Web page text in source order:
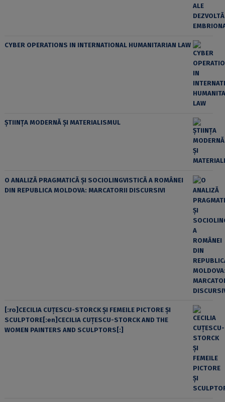
CYBER OPERATIONS IN INTERNATIONAL HUMANITARIAN LAW
ȘTIINȚA MODERNĂ ȘI MATERIALISMUL
O ANALIZĂ PRAGMATICĂ ȘI SOCIOLINGVISTICĂ A ROMÂNEI
DIN REPUBLICA MOLDOVA: MARCATORII DISCURSIVI
[:ro]CECILIA CUŢESCU-STORCK ŞI FEMEILE PICTORE ŞI
SCULPTORE[:en]CECILIA CUŢESCU-STORCK AND THE
WOMEN PAINTERS AND SCULPTORS[:]